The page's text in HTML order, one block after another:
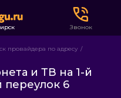
Звонок
провайдера по адресу
и ТВ на 1-й
переулок 6